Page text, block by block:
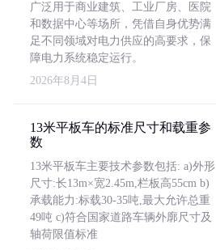
广泛用于商业建筑、工业厂房、医院
和数据中心等场所，凭借自身优势满
足不同领域对电力供应的高要求，保
障电力系统稳定运行。
2026年8月4日
13米平板车的标准尺寸和载重参
数
13米平板车主要技术参数包括: a)外形
尺寸:长13m×宽2.45m,栏板高55cm b)
承载能力:标载30-35吨,最大允许总重
49吨 c)符合国家道路车辆外廓尺寸及
轴荷限值标准